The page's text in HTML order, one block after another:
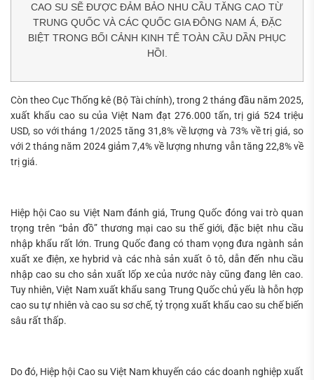
CAO SU SẼ ĐƯỢC ĐẢM BẢO NHU CẦU TĂNG CAO TỪ
TRUNG QUỐC VÀ CÁC QUỐC GIA ĐÔNG NAM Á, ĐẶC
BIỆT TRONG BỐI CẢNH KINH TẾ TOÀN CẦU DẦN PHỤC
HỒI.
Còn theo Cục Thống kê (Bộ Tài chính), trong 2 tháng đầu năm 2025,
xuất khẩu cao su của Việt Nam đạt 276.000 tấn, trị giá 524 triệu
USD, so với tháng 1/2025 tăng 31,8% về lượng và 73% về trị giá, so
với 2 tháng năm 2024 giảm 7,4% về lượng nhưng vẫn tăng 22,8% về
trị giá.
Hiệp hội Cao su Việt Nam đánh giá, Trung Quốc đóng vai trò quan
trọng trên “bản đồ” thương mại cao su thế giới, đặc biệt nhu cầu
nhập khẩu rất lớn. Trung Quốc đang có tham vọng đưa ngành sản
xuất xe điện, xe hybrid và các nhà sản xuất ô tô, dẫn đến nhu cầu
nhập cao su cho sản xuất lốp xe của nước này cũng đang lên cao.
Tuy nhiên, Việt Nam xuất khẩu sang Trung Quốc chủ yếu là hỗn hợp
cao su tự nhiên và cao su sơ chế, tỷ trọng xuất khẩu cao su chế biến
sâu rất thấp.
Do đó, Hiệp hội Cao su Việt Nam khuyến cáo các doanh nghiệp xuất